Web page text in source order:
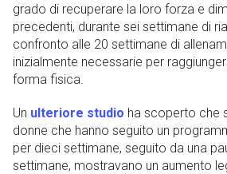
grado di recuperare la loro forza e
precedenti, durante sei settimane di
confronto alle 20 settimane di
inizialmente necessarie per
forma fisica.
Un ulteriore studio ha scoperto che
donne che hanno seguito un
per dieci settimane, seguito da una
settimane, mostravano un aumento